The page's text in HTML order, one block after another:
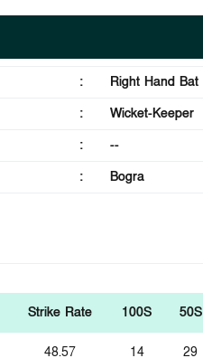
:
Right Hand Bat
:
Wicket-Keeper
:
--
: Bogra
Strike Rate 100S 50S
48.57 14 29